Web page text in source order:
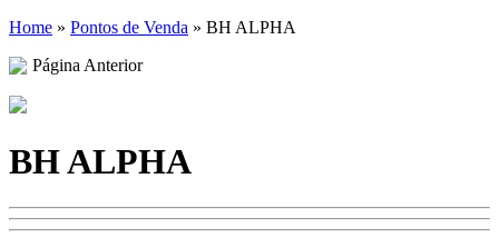
Home » Pontos de Venda » BH ALPHA
Página Anterior
BH ALPHA